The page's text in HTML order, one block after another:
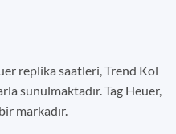
replika saatleri, Trend Kol
sunulmaktadır. Tag Heuer,
markadır.